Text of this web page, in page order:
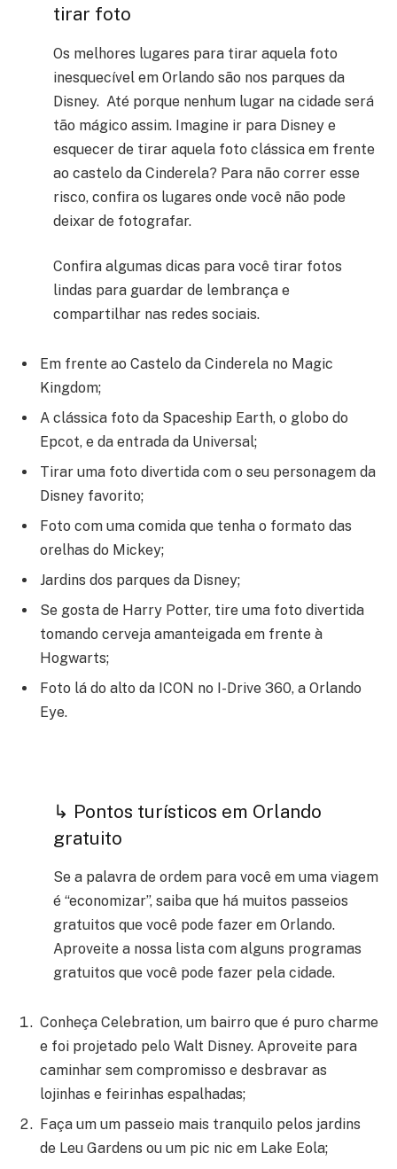
tirar foto
Os melhores lugares para tirar aquela foto
inesquecível em Orlando são nos parques da
Disney. Até porque nenhum lugar na cidade será
tão mágico assim. Imagine ir para Disney e
esquecer de tirar aquela foto clássica em frente
ao castelo da Cinderela? Para não correr esse
risco, confira os lugares onde você não pode
deixar de fotografar.
Confira algumas dicas para você tirar fotos
lindas para guardar de lembrança e
compartilhar nas redes sociais.
Em frente ao Castelo da Cinderela no Magic
Kingdom;
A clássica foto da Spaceship Earth, o globo do
Epcot, e da entrada da Universal;
Tirar uma foto divertida com o seu personagem da
Disney favorito;
Foto com uma comida que tenha o formato das
orelhas do Mickey;
Jardins dos parques da Disney;
Se gosta de Harry Potter, tire uma foto divertida
tomando cerveja amanteigada em frente à
Hogwarts;
Foto lá do alto da ICON no I-Drive 360, a Orlando
Eye.
↳ Pontos turísticos em Orlando
gratuito
Se a palavra de ordem para você em uma viagem
é “economizar”, saiba que há muitos passeios
gratuitos que você pode fazer em Orlando.
Aproveite a nossa lista com alguns programas
gratuitos que você pode fazer pela cidade.
Conheça Celebration, um bairro que é puro charme
e foi projetado pelo Walt Disney. Aproveite para
caminhar sem compromisso e desbravar as
lojinhas e feirinhas espalhadas;
Faça um um passeio mais tranquilo pelos jardins
de Leu Gardens ou um pic nic em Lake Eola;